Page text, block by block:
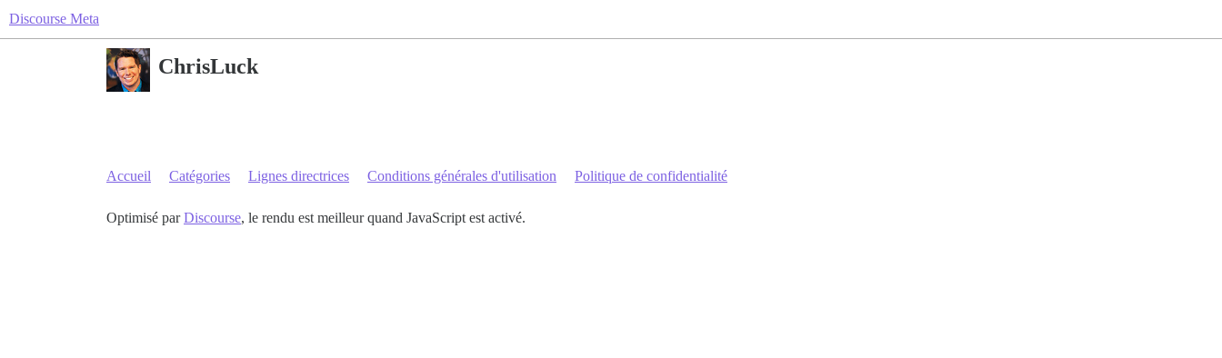
Discourse Meta
ChrisLuck
Accueil Catégories Lignes directrices Conditions générales d'utilisation Politique de confidentialité
Optimisé parDiscourse, le rendu est meilleur quand JavaScript est activé.